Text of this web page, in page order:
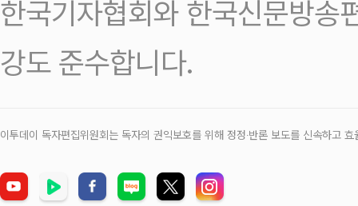
한국기자협회와 한국신문방송
강도 준수합니다.
이투데이 독자편집위원회는 독자의 권익보호를 위해 정정‧반론 보도를 신속하고